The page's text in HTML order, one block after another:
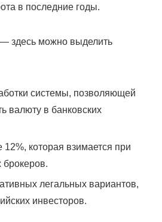
в последние годы.
здесь можно выделить
системы, позволяющей
валюту в банковских
которая взимается при
брокеров.
легальных вариантов,
инвесторов.